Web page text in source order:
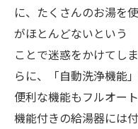
に、たくさんのお湯を
がほとんどないという
ことで迷惑をかけてし
らに、「自動洗浄機能
便利な機能もフルオート
機能付きの給湯器には